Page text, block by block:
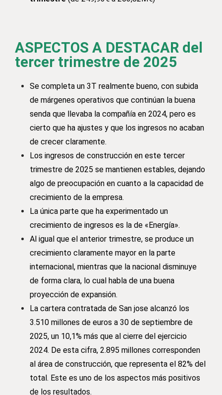
ASPECTOS A DESTACAR del
tercer trimestre de 2025
Se completa un 3T realmente bueno, con subida
de márgenes operativos que continúan la buena
senda que llevaba la compañía en 2024, pero es
cierto que ha ajustes y que los ingresos no acaban
de crecer claramente.
Los ingresos de construcción en este tercer
trimestre de 2025 se mantienen estables, dejando
algo de preocupación en cuanto a la capacidad de
crecimiento de la empresa.
La única parte que ha experimentado un
crecimiento de ingresos es la de «Energía».
Al igual que el anterior trimestre, se produce un
crecimiento claramente mayor en la parte
internacional, mientras que la nacional disminuye
de forma clara, lo cual habla de una buena
proyección de expansión.
La cartera contratada de San jose alcanzó los
3.510 millones de euros a 30 de septiembre de
2025, un 10,1% más que al cierre del ejercicio
2024. De esta cifra, 2.895 millones corresponden
al área de construcción, que representa el 82% del
total. Este es uno de los aspectos más positivos
de los resultados.